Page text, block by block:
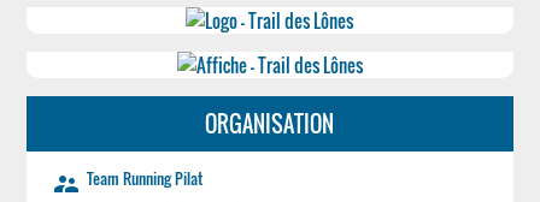
ORGANISATION
supervisor_account Team Running Pilat